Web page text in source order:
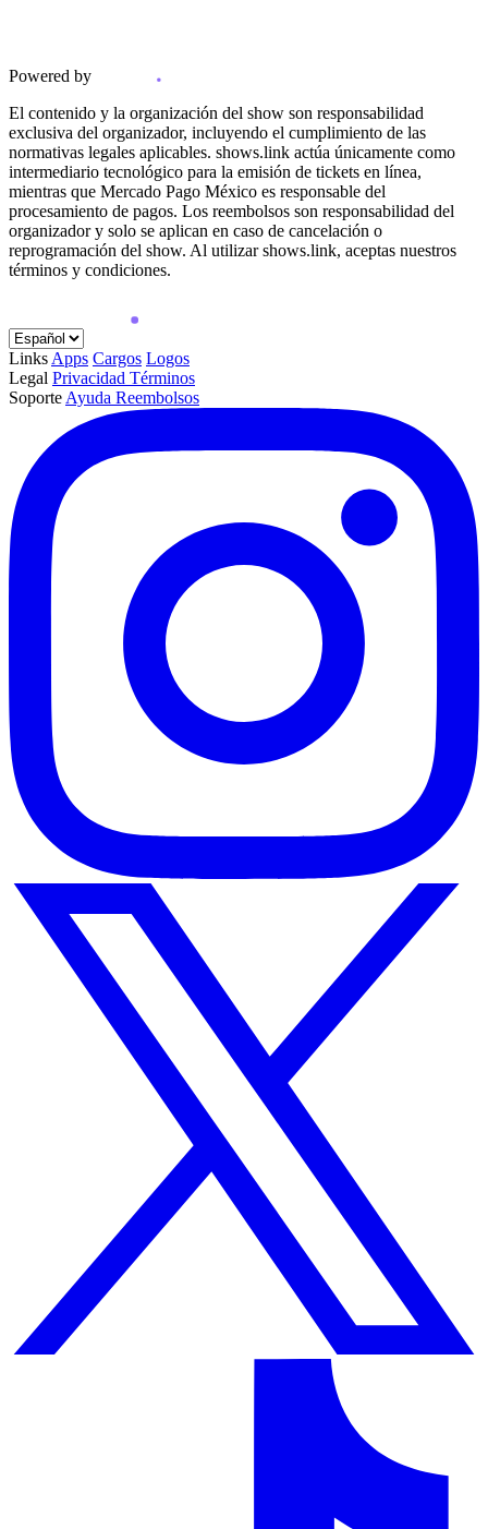
Powered by
El contenido y la organización del show son responsabilidad
exclusiva del organizador, incluyendo el cumplimiento de las
normativas legales aplicables. shows.link actúa únicamente como
intermediario tecnológico para la emisión de tickets en línea,
mientras que Mercado Pago México es responsable del
procesamiento de pagos. Los reembolsos son responsabilidad del
organizador y solo se aplican en caso de cancelación o
reprogramación del show. Al utilizar shows.link, aceptas nuestros
términos y condiciones.
Links Apps Cargos Logos
Legal Privacidad Términos
Soporte Ayuda Reembolsos